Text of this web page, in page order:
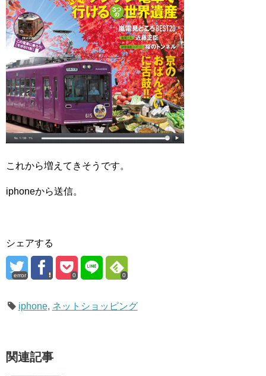
これから増えてきそうです。
iphoneから送信。
シェアする
error 0 0
iphone, ネットショッピング
関連記事